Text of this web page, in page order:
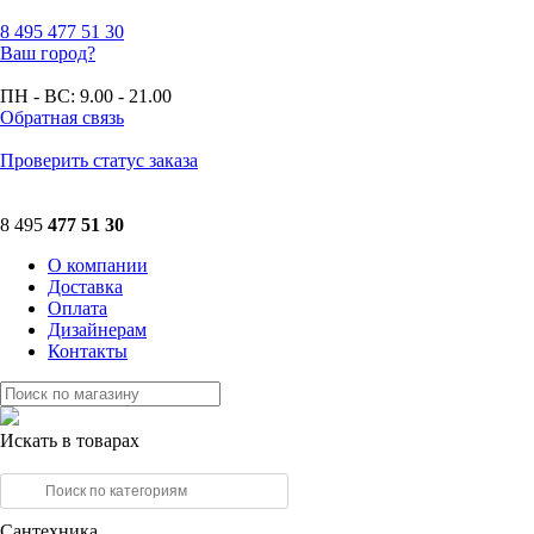
8 495 477 51 30
Ваш город?
ПН - ВС: 9.00 - 21.00
Обратная связь
Проверить статус заказа
8 495 477 51 30
О компании
Доставка
Оплата
Дизайнерам
Контакты
Искать в товарах